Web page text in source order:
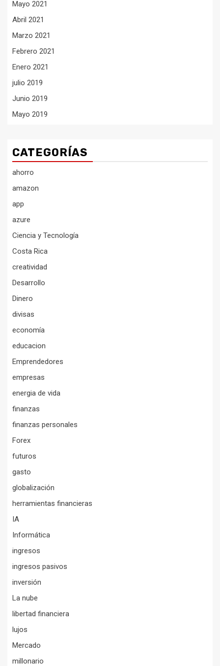
Mayo 2021
Abril 2021
Marzo 2021
Febrero 2021
Enero 2021
julio 2019
Junio 2019
Mayo 2019
CATEGORÍAS
ahorro
amazon
app
azure
Ciencia y Tecnología
Costa Rica
creatividad
Desarrollo
Dinero
divisas
economía
educacion
Emprendedores
empresas
energia de vida
finanzas
finanzas personales
Forex
futuros
gasto
globalización
herramientas financieras
IA
Informática
ingresos
ingresos pasivos
inversión
La nube
libertad financiera
lujos
Mercado
millonario